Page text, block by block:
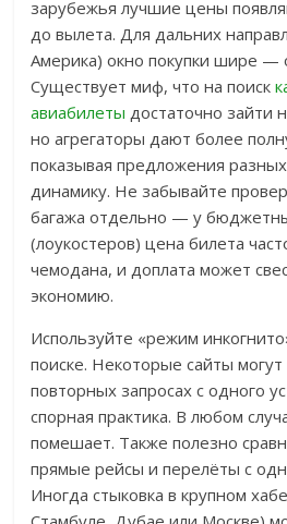
зарубежья лучшие цены
до вылета. Для дальних
Америка) окно покупки шире —
Существует миф, что на поиск
авиабилеты достаточно зайти
но агрегаторы дают более
показывая предложения
динамику. Не забывайте
багажа отдельно — у
(лоукостеров) цена билета
чемодана, и доплата может
экономию.
Используйте «режим
поиске. Некоторые сайты
повторных запросах с одного
спорная практика. В любом
помешает. Также полезно
прямые рейсы и перелёты с
Иногда стыковка в крупном